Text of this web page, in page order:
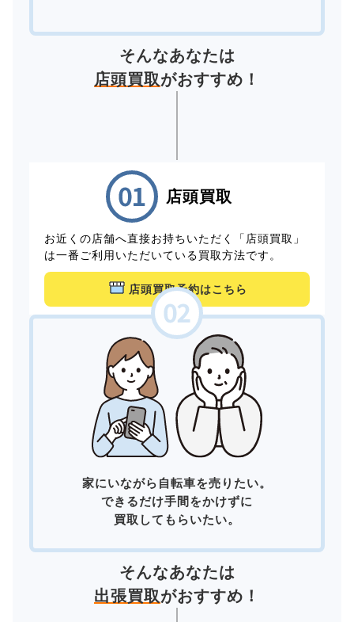
そんなあなたは
店頭買取がおすすめ！
店頭買取
お近くの店舗へ直接お持ちいただく「店頭買取」
は一番ご利用いただいている買取方法です。
店頭買取予約はこちら
家にいながら自転車を売りたい。
できるだけ手間をかけずに
買取してもらいたい。
そんなあなたは
出張買取がおすすめ！